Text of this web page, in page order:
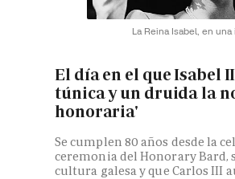
La Reina Isabel, en
El día en el que Isabel
túnica y un druida la
honoraria'
Se cumplen 80 años desde la
ceremonia del Honorary Bard,
cultura galesa y que Carlos III